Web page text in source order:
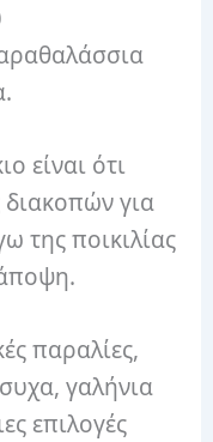
είναι ότι
διακοπών για
της ποικιλίας
παραλίες,
γαλήνια
επιλογές